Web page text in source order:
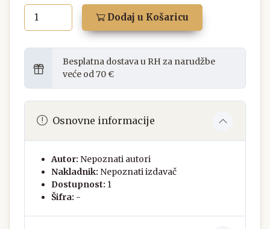
Dodaj u Košaricu
Besplatna dostava u RH za narudžbe
veće od 70 €
Osnovne informacije
Autor: Nepoznati autori
Nakladnik: Nepoznati izdavač
Dostupnost: 1
Šifra: -